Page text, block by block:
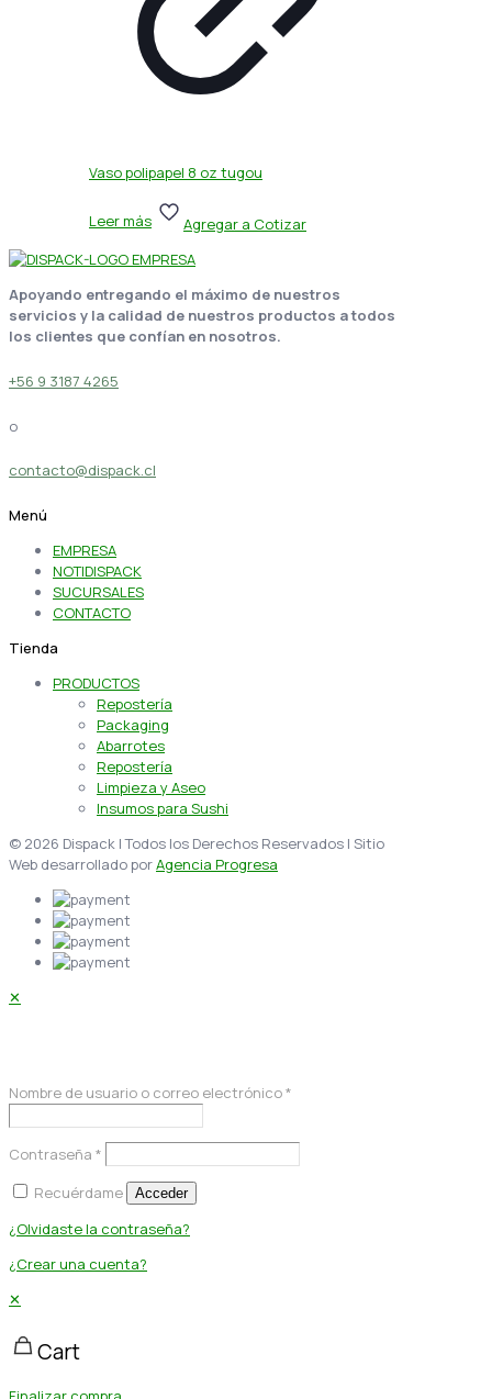
Vaso polipapel 8 oz tugou
Leer más Agregar a Cotizar
Apoyando entregando el máximo de nuestros
servicios y la calidad de nuestros productos a todos
los clientes que confían en nosotros.
+56 9 3187 4265
o
contacto@dispack.cl
Menú
EMPRESA
NOTIDISPACK
SUCURSALES
CONTACTO
Tienda
PRODUCTOS
Repostería
Packaging
Abarrotes
Repostería
Limpieza y Aseo
Insumos para Sushi
© 2026 Dispack | Todos los Derechos Reservados | Sitio
Web desarrollado porAgencia Progresa
✕
Nombre de usuario o correo electrónico*
Contraseña *
Recuérdame
Acceder
¿Olvidaste la contraseña?
¿Crear una cuenta?
✕
Cart